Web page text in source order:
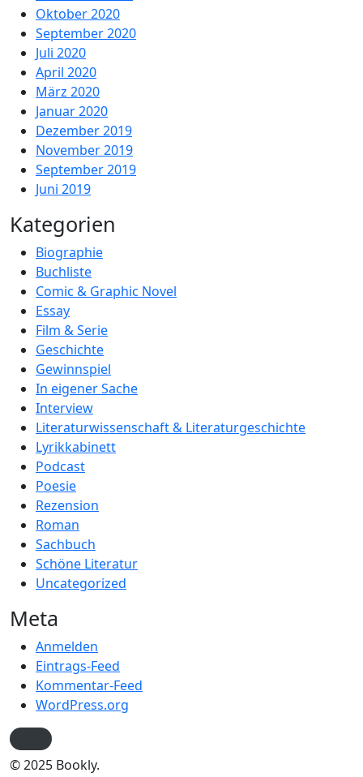
Oktober 2020
September 2020
Juli 2020
April 2020
März 2020
Januar 2020
Dezember 2019
November 2019
September 2019
Juni 2019
Kategorien
Biographie
Buchliste
Comic & Graphic Novel
Essay
Film & Serie
Geschichte
Gewinnspiel
In eigener Sache
Interview
Literaturwissenschaft & Literaturgeschichte
Lyrikkabinett
Podcast
Poesie
Rezension
Roman
Sachbuch
Schöne Literatur
Uncategorized
Meta
Anmelden
Eintrags-Feed
Kommentar-Feed
WordPress.org
© 2025 Bookly.